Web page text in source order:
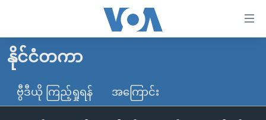
လွယ်ကူ
စေ
သည့်
မူလစာမျက်နှာ
မြန်မာ
ကမ္ဘာ့သတင်းများ
နိုင်ငံတကာ
ဗွီဒီယို ကြည့်ရှုရန် အကြောင်း